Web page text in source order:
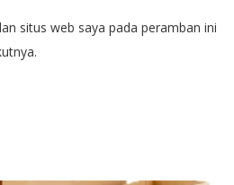
situs web saya pada peramban ini